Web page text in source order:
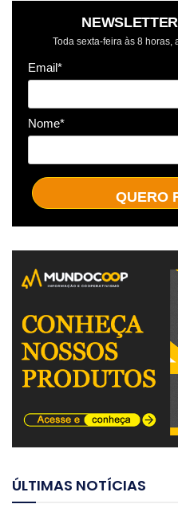
Toda sexta-feira às 8 horas,
Email*
Nome*
QUERO
ÚLTIMAS NOTÍCIAS